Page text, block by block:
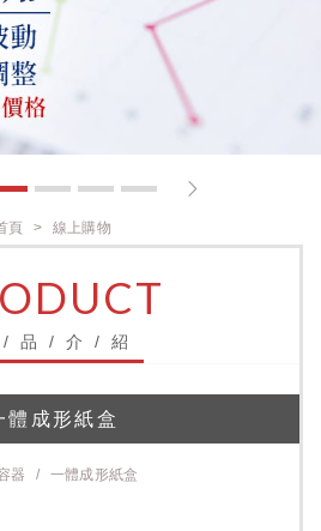
2 3 4 5
頁 線上購物
/ 品 / 介 / 紹
體成形紙盒
器 一體成形紙盒